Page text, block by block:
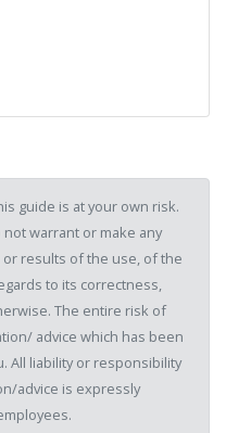
guide is at your own risk.
warrant or make any
results of the use, of the
to its correctness,
The entire risk of
advice which has been
All liability or responsibility
advice is expressly